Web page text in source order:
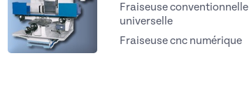
Fraiseuse conventionnelle
universelle
Fraiseuse cnc numérique